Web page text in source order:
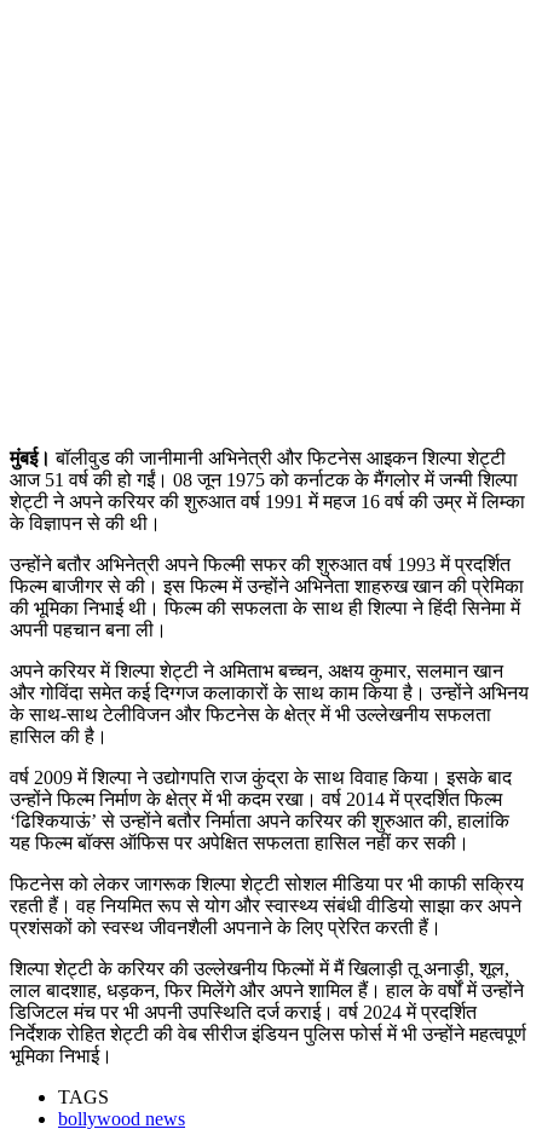
मुंबई। बॉलीवुड की जानीमानी अभिनेत्री और फिटनेस आइकन शिल्पा शेट्टी
आज 51 वर्ष की हो गईं। 08 जून 1975 को कर्नाटक के मैंगलोर में जन्मी शिल्पा
शेट्टी ने अपने करियर की शुरुआत वर्ष 1991 में महज 16 वर्ष की उम्र में लिम्का
के विज्ञापन से की थी।
उन्होंने बतौर अभिनेत्री अपने फिल्मी सफर की शुरुआत वर्ष 1993 में प्रदर्शित
फिल्म बाजीगर से की। इस फिल्म में उन्होंने अभिनेता शाहरुख खान की प्रेमिका
की भूमिका निभाई थी। फिल्म की सफलता के साथ ही शिल्पा ने हिंदी सिनेमा में
अपनी पहचान बना ली।
अपने करियर में शिल्पा शेट्टी ने अमिताभ बच्चन, अक्षय कुमार, सलमान खान
और गोविंदा समेत कई दिग्गज कलाकारों के साथ काम किया है। उन्होंने अभिनय
के साथ-साथ टेलीविजन और फिटनेस के क्षेत्र में भी उल्लेखनीय सफलता
हासिल की है।
वर्ष 2009 में शिल्पा ने उद्योगपति राज कुंद्रा के साथ विवाह किया। इसके बाद
उन्होंने फिल्म निर्माण के क्षेत्र में भी कदम रखा। वर्ष 2014 में प्रदर्शित फिल्म
‘ढिश्कियाऊं’ से उन्होंने बतौर निर्माता अपने करियर की शुरुआत की, हालांकि
यह फिल्म बॉक्स ऑफिस पर अपेक्षित सफलता हासिल नहीं कर सकी।
फिटनेस को लेकर जागरूक शिल्पा शेट्टी सोशल मीडिया पर भी काफी सक्रिय
रहती हैं। वह नियमित रूप से योग और स्वास्थ्य संबंधी वीडियो साझा कर अपने
प्रशंसकों को स्वस्थ जीवनशैली अपनाने के लिए प्रेरित करती हैं।
शिल्पा शेट्टी के करियर की उल्लेखनीय फिल्मों में मैं खिलाड़ी तू अनाड़ी, शूल,
लाल बादशाह, धड़कन, फिर मिलेंगे और अपने शामिल हैं। हाल के वर्षों में उन्होंने
डिजिटल मंच पर भी अपनी उपस्थिति दर्ज कराई। वर्ष 2024 में प्रदर्शित
निर्देशक रोहित शेट्टी की वेब सीरीज इंडियन पुलिस फोर्स में भी उन्होंने महत्वपूर्ण
भूमिका निभाई।
TAGS
bollywood news